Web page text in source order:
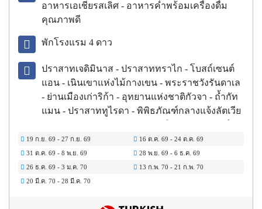
อาหารเอเชียรสเลิศ - อาหารค่ำพร้อมเครื่องดื่ม
คุณภาพดี
พักโรงแรม 4 ดาว
ปราสาทเจดิมินาส - ปราสาททราไก - โบสถ์เซนต์
แอน - เนินเขาแห่งไม้กางเขน - พระราชวังรันดาเล
- ย่านเมืองเก่าริก้า - อุทยานแห่งชาติกัวจา - ถ้ำกัท
แมน - ปราสาททูไรดา - พิพิธภัณฑ์กลางแจ้งลัตเวีย
มหาวิหารอเล็กซานเดอร์ เนฟสกี - โบสถ์เทมเปลิโอ
คิโอ - อนุสาวรีย์ซิเบลิอุส - วิหารอูสเพนสกี - ตลาด
นัดริมทะเลเฮลซิงกิ
19 ก.ย. 69 - 27 ก.ย. 69 16 ต.ค. 69 - 24 ต.ค. 69
31 ต.ค. 69 - 8 พ.ย. 69 28 พ.ย. 69 - 6 ธ.ค. 69
26 ธ.ค. 69 - 3 ม.ค. 70 13 ก.พ. 70 - 21 ก.พ. 70
20 มี.ค. 70 - 28 มี.ค. 70